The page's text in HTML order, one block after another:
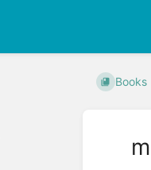
Books